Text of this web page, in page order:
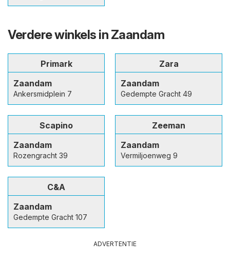
Verdere winkels in Zaandam
Primark
Zaandam
Ankersmidplein 7
Zara
Zaandam
Gedempte Gracht 49
Scapino
Zaandam
Rozengracht 39
Zeeman
Zaandam
Vermiljoenweg 9
C&A
Zaandam
Gedempte Gracht 107
ADVERTENTIE